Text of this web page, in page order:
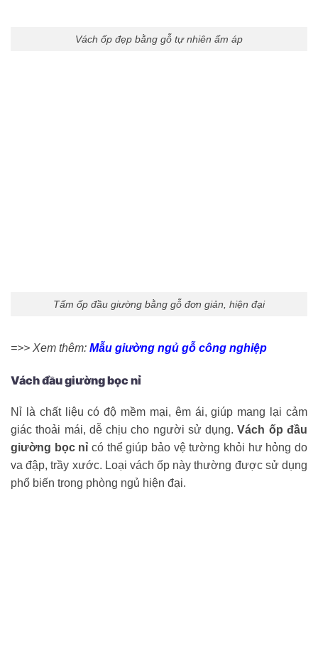
Vách ốp đẹp bằng gỗ tự nhiên ấm áp
Tấm ốp đầu giường bằng gỗ đơn giản, hiện đại
=>> Xem thêm: Mẫu giường ngủ gỗ công nghiệp
Vách đầu giường bọc nỉ
Nỉ là chất liệu có độ mềm mại, êm ái, giúp mang lại cảm
giác thoải mái, dễ chịu cho người sử dụng.Vách ốp đầu
giường bọc nỉ có thể giúp bảo vệ tường khỏi hư hỏng do
va đập, trầy xước. Loại vách ốp này thường được sử dụng
phổ biến trong phòng ngủ hiện đại.